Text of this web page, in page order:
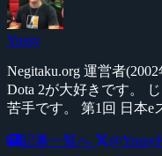
Yossy
Negitaku.org 運営者
Dota 2が大好きです。
苦手です。 第1回 日本e
記事一覧へ